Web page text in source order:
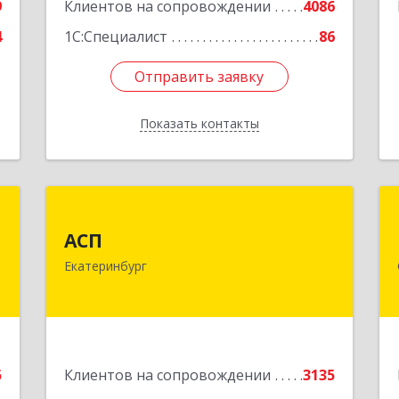
Клиентов на сопровождении
4086
1С:Специалист
86
Отправить заявку
Показать контакты
Отправить заявку
Назад
АСП
Екатеринбург
Клиентов на сопровождении
3135
Екатеринбург г, Карла Либкнехта ул,